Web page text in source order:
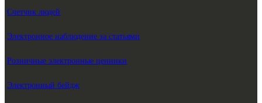
Счетчик людей
Электронное наблюдение за статьями
Розничные электронные ценники
Электронный бейдж